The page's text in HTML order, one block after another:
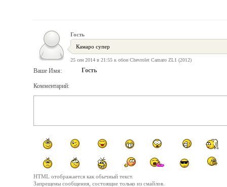
Гость
Камаро супер
25 сен 2014 в 21:55 к обои Chevrolet Camaro ZL1 (2012)
Ваше Имя: Гость
Комментарий:
HTML отображается как обычный текст.
Запрещены сообщения, состоящие только из смайлов.